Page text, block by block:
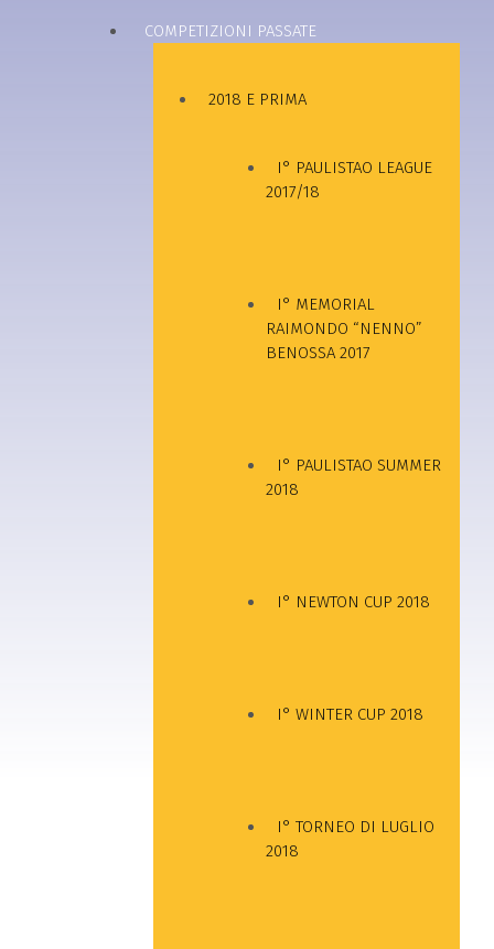
COMPETIZIONI PASSATE
2018 E PRIMA
I° PAULISTAO LEAGUE
2017/18
I° MEMORIAL
RAIMONDO “NENNO”
BENOSSA 2017
I° PAULISTAO SUMMER
2018
I° NEWTON CUP 2018
I° WINTER CUP 2018
I° TORNEO DI LUGLIO
2018